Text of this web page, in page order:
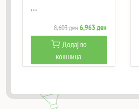
…
8,603денOriginal
price
was:
8,603 ден.
6,963денCurrent
price
Додај во
кошница